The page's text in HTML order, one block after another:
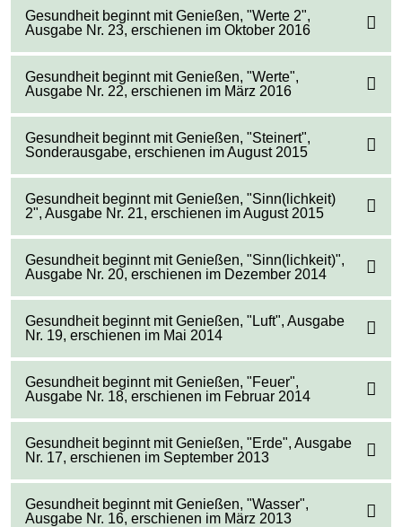
Gesundheit beginnt mit Genießen, "Werte 2",
Ausgabe Nr. 23, erschienen im Oktober 2016
Gesundheit beginnt mit Genießen, "Werte",
Ausgabe Nr. 22, erschienen im März 2016
Gesundheit beginnt mit Genießen, "Steinert",
Sonderausgabe, erschienen im August 2015
Gesundheit beginnt mit Genießen, "Sinn(lichkeit)
2", Ausgabe Nr. 21, erschienen im August 2015
Gesundheit beginnt mit Genießen, "Sinn(lichkeit)",
Ausgabe Nr. 20, erschienen im Dezember 2014
Gesundheit beginnt mit Genießen, "Luft", Ausgabe
Nr. 19, erschienen im Mai 2014
Gesundheit beginnt mit Genießen, "Feuer",
Ausgabe Nr. 18, erschienen im Februar 2014
Gesundheit beginnt mit Genießen, "Erde", Ausgabe
Nr. 17, erschienen im September 2013
Gesundheit beginnt mit Genießen, "Wasser",
Ausgabe Nr. 16, erschienen im März 2013